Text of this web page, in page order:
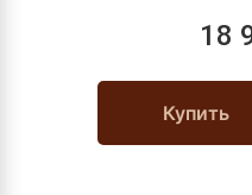
18
Купить